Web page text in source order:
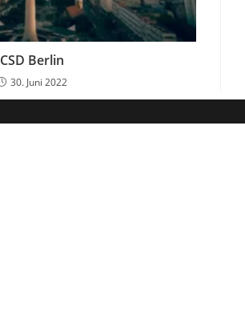
CSD Berlin
30. Juni 2022